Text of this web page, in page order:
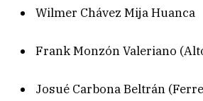
Wilmer Chávez Mija Huanca
Frank Monzón Valeriano
Josué Carbona Beltrán